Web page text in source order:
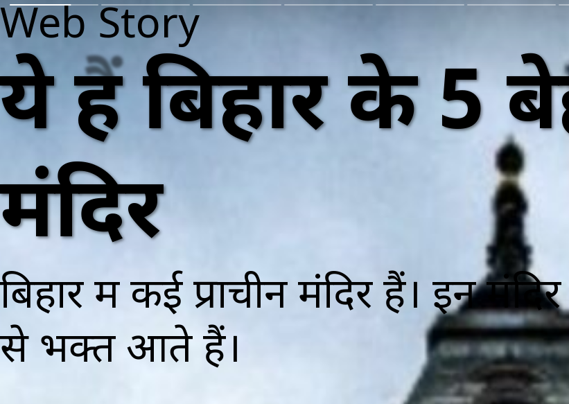
Web Story
ये हैं बिहार के 5
मंदिर
बिहार में कई प्राचीन मंदिर हैं। इन
से भक्त आते हैं।